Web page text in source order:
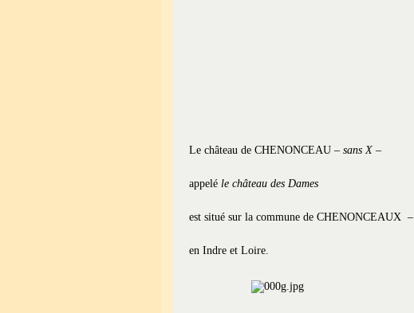
Le château de CHENONCEAU – sans X –
appelé le château des Dames
est situé sur la commune de CHENONCEAUX –
en Indre et Loire.